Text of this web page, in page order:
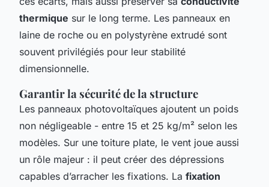
thermique sur le long terme. Les panneaux en
laine de roche ou en polystyrène extrudé sont
souvent privilégiés pour leur stabilité
dimensionnelle.
Garantir la sécurité de la structure
Les panneaux photovoltaïques ajoutent un poids
non négligeable - entre 15 et 25 kg/m² selon les
modèles. Sur une toiture plate, le vent joue aussi
un rôle majeur : il peut créer des dépressions
capables d’arracher les fixations. La fixation